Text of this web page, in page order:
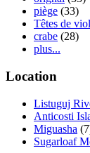
piège (33)
Têtes de
crabe (28)
plus...
Location
Listuguj
Anticosti
Miguasha
Sugarloaf